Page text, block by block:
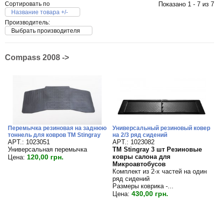
Сортировать по
Название товара +/-
Производитель:
Выбрать производителя
Показано 1 - 7 из 7
Compass 2008 ->
Перемычка резиновая на заднюю
тоннель для ковров TM Stingray
APT.: 1023051
Универсальная перемычка
Цена: 120,00 грн.
Универсальный резиновый ковер
на 2/3 ряд сидений
APT.: 1023082
TM Stingray 3 шт Резиновые
ковры салона для
Микроавтобусов
Комплект из 2-х частей на один
ряд сидений
Размеры коврика -...
Цена: 430,00 грн.